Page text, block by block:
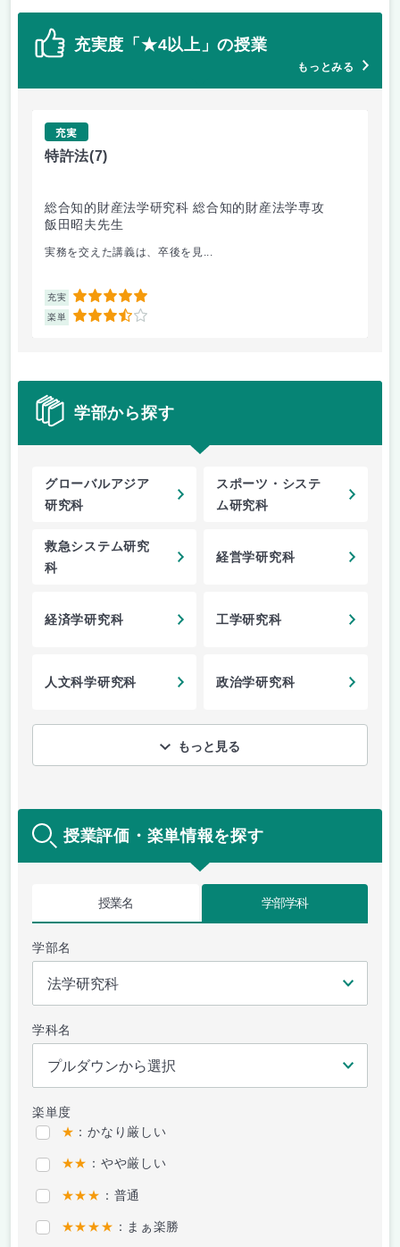
充実度「★4以上」の授業
もっとみる
充実
特許法(7)
総合知的財産法学研究科 総合知的財産法学専攻
飯田昭夫先生
実務を交えた講義は、卒後を見...
充実 5
楽単 3.5
学部から探す
グローバルアジア
研究科
スポーツ・システ
ム研究科
救急システム研究
科
経営学研究科
経済学研究科 工学研究科
人文科学研究科 政治学研究科
もっと見る
授業評価・楽単情報を探す
授業名 学部学科
学部名
学科名
楽単度
★ ：かなり厳しい
★★ ：やや厳しい
★★★ ：普通
★★★★ ：まぁ楽勝